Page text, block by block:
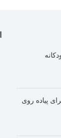
پیاده روی